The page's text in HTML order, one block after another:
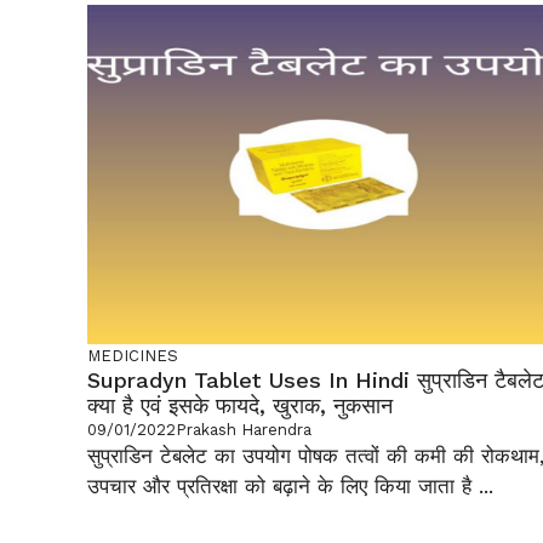
MEDICINES
Supradyn Tablet Uses In Hindi सुप्राडिन टैबलेट
क्या है एवं इसके फायदे, खुराक, नुकसान
09/01/2022Prakash Harendra
सुप्राडिन टेबलेट का उपयोग पोषक तत्वों की कमी की रोकथाम,
उपचार और प्रतिरक्षा को बढ़ाने के लिए किया जाता है ...